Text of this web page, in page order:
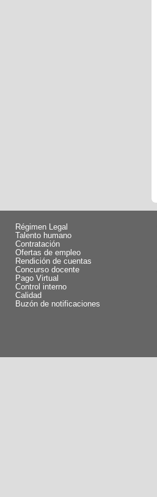
Régimen Legal
Talento humano
Contratación
Ofertas de empleo
Rendición de cuentas
Concurso docente
Pago Virtual
Control interno
Calidad
Buzón de notificaciones